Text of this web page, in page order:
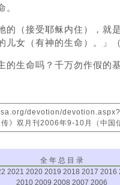
。
的（接受耶稣内住），就
儿女（有神的生命）。」
的生命吗？千万勿作假的基
devotion/
》双月刊2006年9-10月（中国
全 年 总 目 录
2021 2020 2019 2018 2017 2016
2010 2009 2008 2007 2006